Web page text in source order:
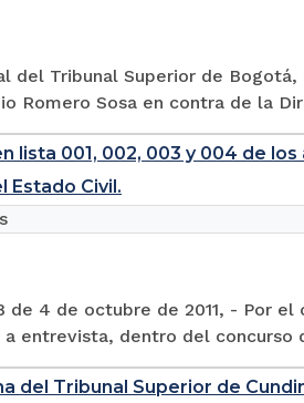
del Tribunal Superior de
Romero Sosa en contra de la
lista 001, 002, 003 y 004 de
Estado Civil.
de 4 de octubre de 2011, - Por
a entrevista, dentro del concurso
del Tribunal Superior de